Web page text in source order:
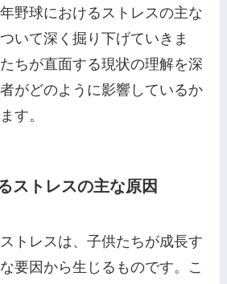
野球におけるストレスの主な
いて深く掘り下げていきま
ちが直面する現状の理解を深
がどのように影響しているか
す。
ストレスの主な原因
トレスは、子供たちが成長す
要因から生じるものです。こ